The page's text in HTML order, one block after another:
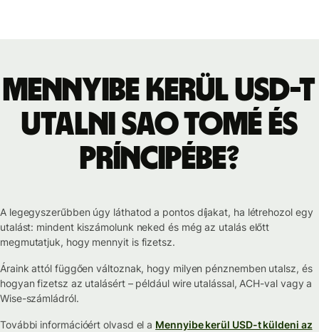
Mennyibe kerül USD-t
utalni Sao Tomé és
Príncipébe?
A legegyszerűbben úgy láthatod a pontos díjakat, ha létrehozol egy
utalást: mindent kiszámolunk neked és még az utalás előtt
megmutatjuk, hogy mennyit is fizetsz.
Áraink attól függően változnak, hogy milyen pénznemben utalsz, és
hogyan fizetsz az utalásért – például wire utalással, ACH-val vagy a
Wise-számládról.
További információért olvasd el a Mennyibe kerül USD-t küldeni az